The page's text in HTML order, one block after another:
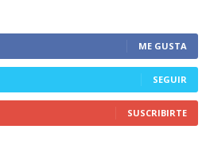
ME GUSTA
SEGUIR
SUSCRIBIRTE